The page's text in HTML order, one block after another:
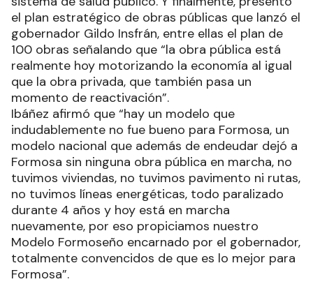
el plan estratégico de obras públicas que lanzó el
gobernador Gildo Insfrán, entre ellas el plan de
100 obras señalando que “la obra pública está
realmente hoy motorizando la economía al igual
que la obra privada, que también pasa un
momento de reactivación”.
Ibáñez afirmó que “hay un modelo que
indudablemente no fue bueno para Formosa, un
modelo nacional que además de endeudar dejó a
Formosa sin ninguna obra pública en marcha, no
tuvimos viviendas, no tuvimos pavimento ni rutas,
no tuvimos líneas energéticas, todo paralizado
durante 4 años y hoy está en marcha
nuevamente, por eso propiciamos nuestro
Modelo Formoseño encarnado por el gobernador,
totalmente convencidos de que es lo mejor para
Formosa”.